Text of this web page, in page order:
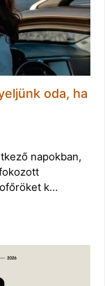
oda, ha
napokban,
k…